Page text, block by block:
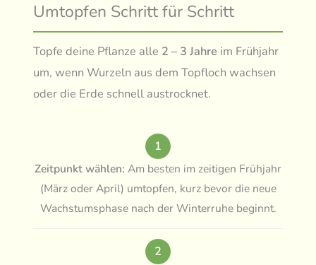
Umtopfen Schritt für Schritt
Topfe deine Pflanze alle 2 – 3 Jahre im Frühjahr
um, wenn Wurzeln aus dem Topfloch wachsen
oder die Erde schnell austrocknet.
1
Zeitpunkt wählen: Am besten im zeitigen Frühjahr
(März oder April) umtopfen, kurz bevor die neue
Wachstumsphase nach der Winterruhe beginnt.
2